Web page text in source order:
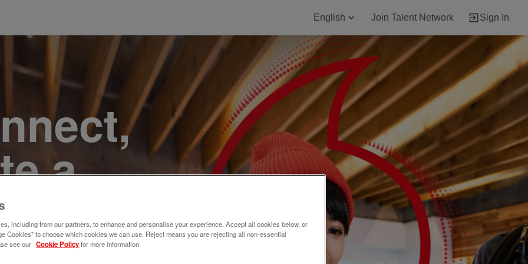
English Join Talent Network Sign In
a
Join
including from our partners, to enhance and personalise your experience. Accept all cookies below, or
Cookies" to choose which cookies we can use. Reject means you are rejecting all non-essential
see our Cookie Policyfor more information.